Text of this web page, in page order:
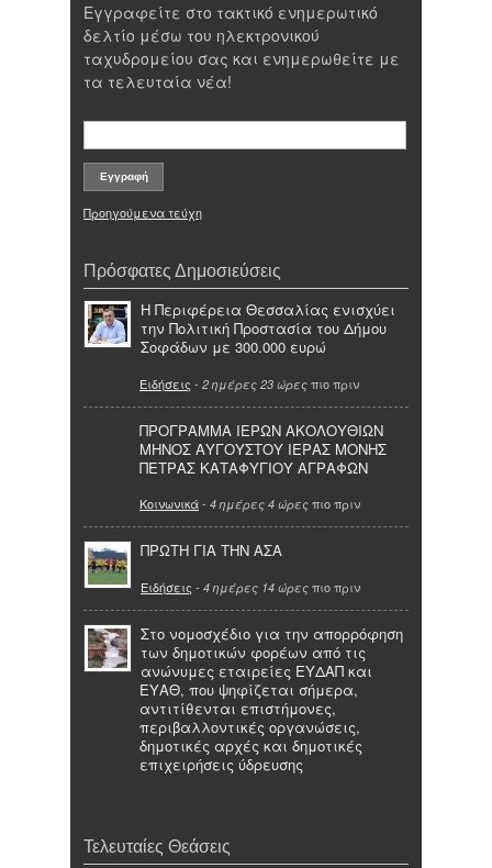
Εγγραφείτε στο τακτικό ενημερωτικό
δελτίο μέσω του ηλεκτρονικού
ταχυδρομείου σας και ενημερωθείτε με
τα τελευταία νέα!
Προηγούμενα τεύχη
Πρόσφατες Δημοσιεύσεις
Η Περιφέρεια Θεσσαλίας ενισχύει
την Πολιτική Προστασία του Δήμου
Σοφάδων με 300.000 ευρώ
Ειδήσεις - 2 ημέρες 23 ώρες πιο πριν
ΠΡΟΓΡΑΜΜΑ ΙΕΡΩΝ ΑΚΟΛΟΥΘΙΩΝ
ΜΗΝΟΣ ΑΥΓΟΥΣΤΟΥ ΙΕΡΑΣ ΜΟΝΗΣ
ΠΕΤΡΑΣ ΚΑΤΑΦΥΓΙΟΥ ΑΓΡΑΦΩΝ
Κοινωνικά- 4 ημέρες 4 ώρες πιο πριν
ΠΡΩΤΗ ΓΙΑ ΤΗΝ ΑΣΑ
Ειδήσεις - 4 ημέρες 14 ώρες πιο πριν
Στο νομοσχέδιο για την απορρόφηση
των δημοτικών φορέων από τις
ανώνυμες εταιρείες ΕΥΔΑΠ και
ΕΥΑΘ, που ψηφίζεται σήμερα,
αντιτίθενται επιστήμονες,
περιβαλλοντικές οργανώσεις,
δημοτικές αρχές και δημοτικές
επιχειρήσεις ύδρευσης
Τελευταίες Θεάσεις